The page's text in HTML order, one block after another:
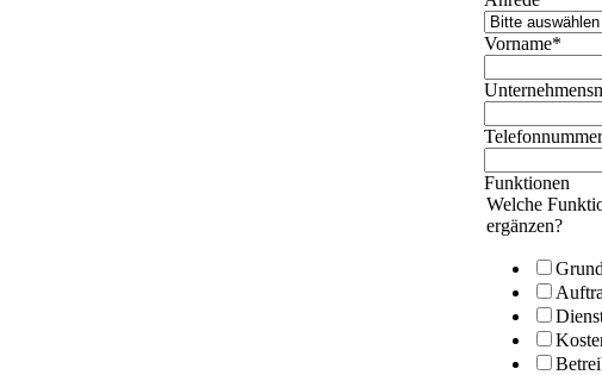
Vorname*
Telefonnummer
Funktionen
Welche
ergänzen?